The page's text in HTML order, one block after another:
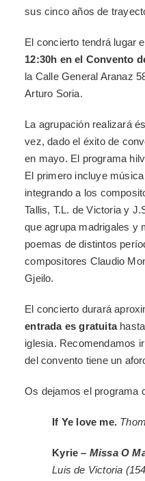
sus cinco años de
El concierto tendrá lugar
12:30h en el Convento
la Calle General Aranaz
Arturo Soria.
La agrupación realizará
vez, dado el éxito de
en mayo. El programa
El primero incluye
integrando a los
Tallis, T.L. de Victoria y
que agrupa madrigales y
poemas de distintos
compositores Claudio
Gjeilo.
El concierto durará
entrada es gratuitahasta
iglesia. Recomendamos
del convento tiene un
Os dejamos el programa
If Ye love me.
Kyrie – Missa O
Luis de Victoria